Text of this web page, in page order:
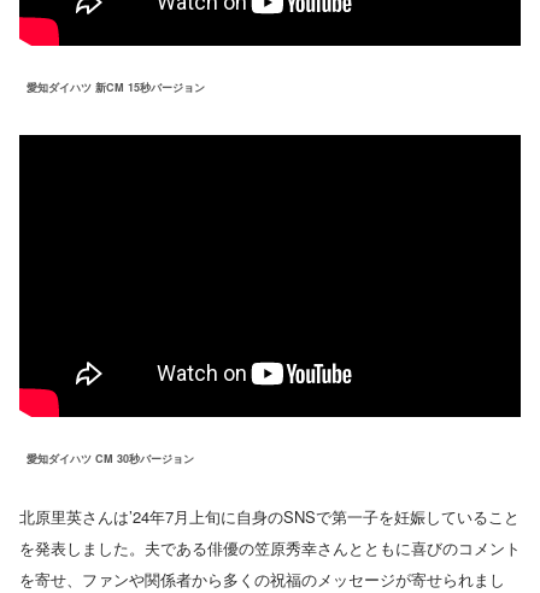
愛知ダイハツ 新CM 15秒バージョン
愛知ダイハツ CM 30秒バージョン
北原里英さんは’24年7月上旬に自身のSNSで第一子を妊娠していること
を発表しました。夫である俳優の笠原秀幸さんとともに喜びのコメント
を寄せ、ファンや関係者から多くの祝福のメッセージが寄せられまし